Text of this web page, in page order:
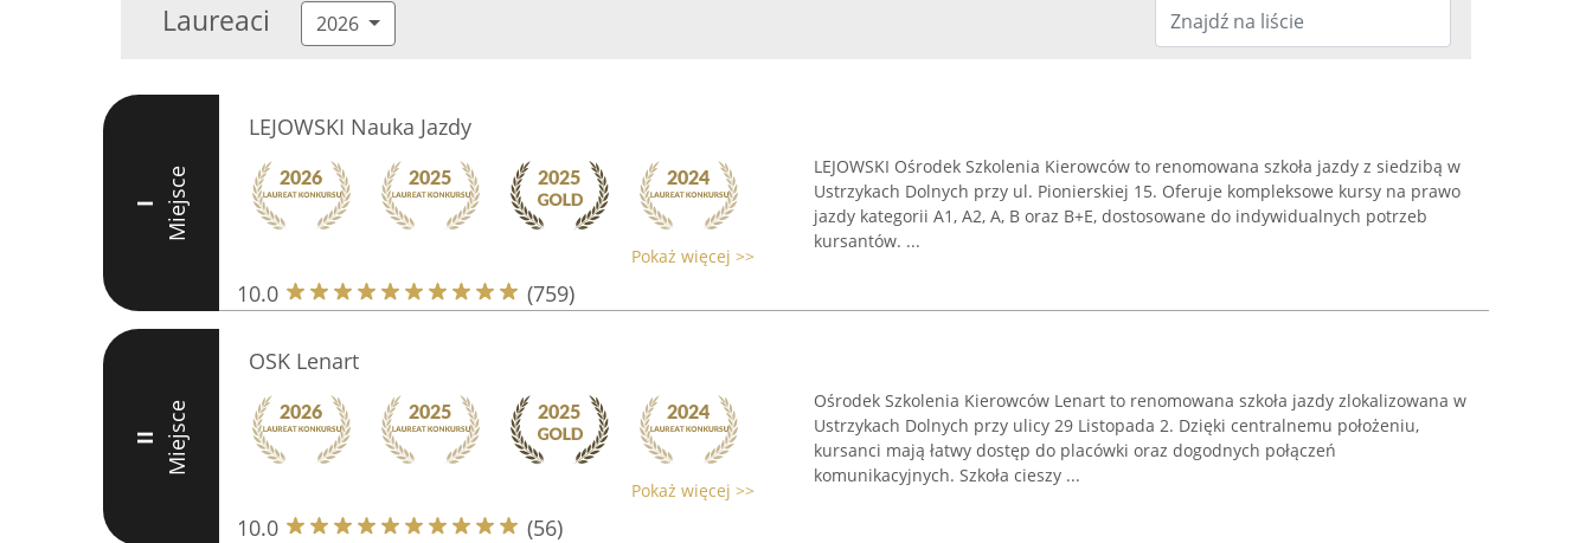
Laureaci 2026
I Miejsce
LEJOWSKI Nauka Jazdy
Pokaż więcej >>
10.0 (759)
LEJOWSKI Ośrodek Szkolenia Kierowców to renomowana szkoła jazdy z siedzibą w
Ustrzykach Dolnych przy ul. Pionierskiej 15. Oferuje kompleksowe kursy na prawo
jazdy kategorii A1, A2, A, B oraz B+E, dostosowane do indywidualnych potrzeb
kursantów. ...
II Miejsce
OSK Lenart
Pokaż więcej >>
10.0 (56)
Ośrodek Szkolenia Kierowców Lenart to renomowana szkoła jazdy zlokalizowana w
Ustrzykach Dolnych przy ulicy 29 Listopada 2. Dzięki centralnemu położeniu,
kursanci mają łatwy dostęp do placówki oraz dogodnych połączeń
komunikacyjnych. Szkoła cieszy ...